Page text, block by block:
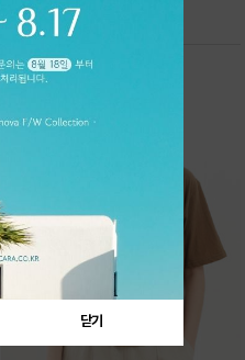
핏 강연티셔츠
한 착용감을 선사하며, 자연스럽게 떨어지는 실루
엣이 편안하며 ★도회적인 무드로 루즈하게 단독
65,000원
30,000
닫기